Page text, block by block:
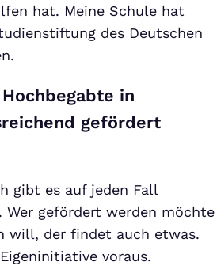
hat. Meine Schule hat
des Deutschen
in
gefördert
gibt es auf jeden Fall
Wer gefördert werden möchte
will, der findet auch etwas.
voraus.